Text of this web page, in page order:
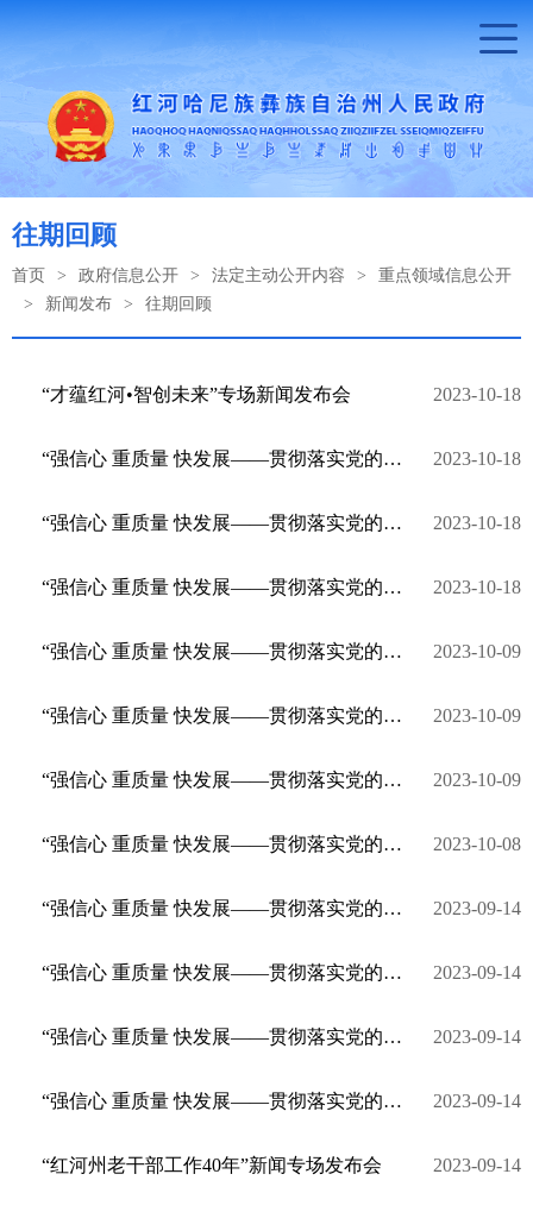
往期回顾
首页 > 政府信息公开 > 法定主动公开内容 >
重点领域信息公开
>
新闻发布 > 往期回顾
“才蕴红河•智创未来”专场新闻发布会 2023-10-18
“强信心 重质量 快发展——贯彻落实党的二十大精神”系列新闻发布会（弥勒市专场） 2023-10-18
“强信心 重质量 快发展——贯彻落实党的二十大精神”系列新闻发布会（开远市专场） 2023-10-18
​“强信心 重质量 快发展——贯彻落实党的二十大精神”系列新闻发布会（建水县专场 ） 2023-10-18
“强信心 重质量 快发展——贯彻落实党的二十大精神”系列新闻发布会（石屏县专场） 2023-10-09
“强信心 重质量 快发展——贯彻落实党的二十大精神”系列新闻发布会（个旧市专场） 2023-10-09
“强信心 重质量 快发展——贯彻落实党的二十大精神”系列新闻发布会（蒙自市专场） 2023-10-09
“强信心 重质量 快发展——贯彻落实党的二十大精神”系列新闻发布会（作风效能革命专场） 2023-10-08
“强信心 重质量 快发展——贯彻落实党的二十大精神”系列新闻发布会（锻造高素质队伍专场） 2023-09-14
“强信心 重质量 快发展——贯彻落实党的二十大精神”系列新闻发布会（五区联动专场） 2023-09-14
“强信心 重质量 快发展——贯彻落实党的二十大精神”系列新闻发布会（优化营商环境专场） 2023-09-14
“强信心 重质量 快发展——贯彻落实党的二十大精神”系列新闻发布会（州文旅局专场） 2023-09-14
“红河州老干部工作40年”新闻专场发布会 2023-09-14